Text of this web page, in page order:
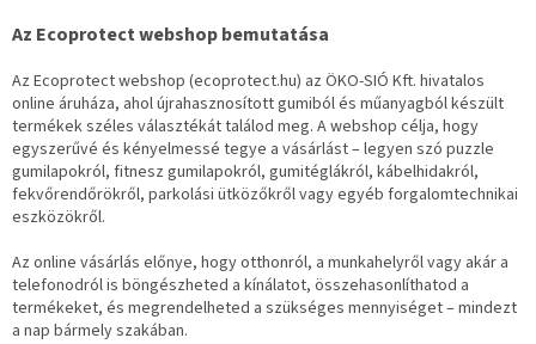
Az Ecoprotect webshop bemutatása
Az Ecoprotect webshop (ecoprotect.hu) az ÖKO-SIÓ Kft. hivatalos
online áruháza, ahol újrahasznosított gumiból és műanyagból készült
termékek széles választékát találod meg. A webshop célja, hogy
egyszerűvé és kényelmessé tegye a vásárlást – legyen szó puzzle
gumilapokról, fitnesz gumilapokról, gumitéglákról, kábelhidakról,
fekvőrendőrökről, parkolási ütközőkről vagy egyéb forgalomtechnikai
eszközökről.
Az online vásárlás előnye, hogy otthonról, a munkahelyről vagy akár a
telefonodról is böngészheted a kínálatot, összehasonlíthatod a
termékeket, és megrendelheted a szükséges mennyiséget – mindezt
a nap bármely szakában.